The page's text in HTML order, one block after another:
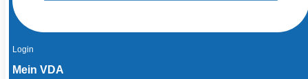
Login
Mein VDA